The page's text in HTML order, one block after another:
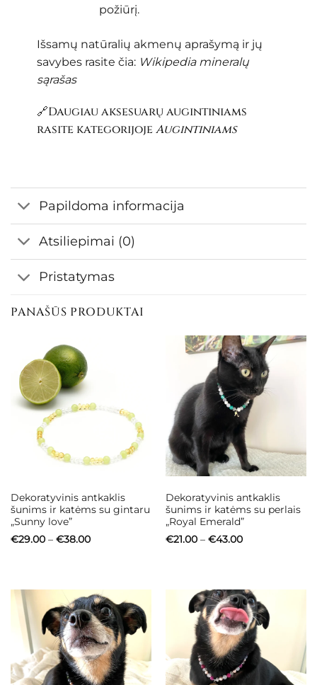
požiūrį.
Išsamų natūralių akmenų aprašymą ir jų
savybes rasite čia: Wikipedia mineralų
sąrašas
🔗Daugiau aksesuarų augintiniams
rasite kategorijojeAugintiniams
Papildoma informacija
Atsiliepimai (0)
Pristatymas
PANAŠŪS PRODUKTAI
Dekoratyvinis antkaklis
šunims ir katėms su gintaru
„Sunny love”
€29.00 – €38.00Price
Dekoratyvinis antkaklis
šunims ir katėms su perlais
„Royal Emerald”
€21.00 – €43.00Price